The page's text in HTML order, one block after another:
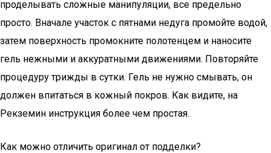
проделывать сложные манипуляции, все предельно
просто. Вначале участок с пятнами недуга промойте водой,
затем поверхность промокните полотенцем и наносите
гель нежными и аккуратными движениями. Повторяйте
процедуру трижды в сутки. Гель не нужно смывать, он
должен впитаться в кожный покров. Как видите, на
Рекземин инструкция более чем простая.
Как можно отличить оригинал от подделки?